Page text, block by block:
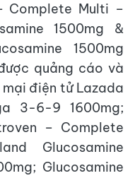
Complete Multi –
1500mg &
1500mg
quảng cáo và
điện tử Lazada
3-6-9 1600mg;
– Complete
Glucosamine
Glucosamine